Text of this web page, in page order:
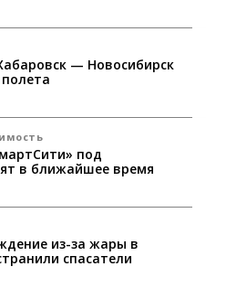
— Новосибирск
под
в ближайшее время
из-за жары в
спасатели